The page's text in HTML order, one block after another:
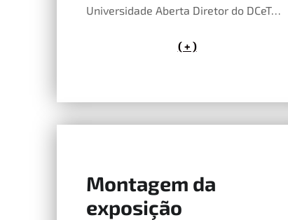
Universidade Aberta Diretor do DCeT…
( + )
Montagem da
exposição
15 de Maio, 2026